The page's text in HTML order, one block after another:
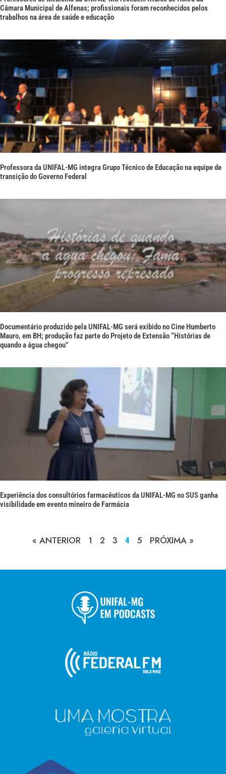
Câmara Municipal de Alfenas; profissionais foram reconhecidos pelos
trabalhos na área de saúde e educação
Professora da UNIFAL-MG integra Grupo Técnico de Educação na equipe de
transição do Governo Federal
Documentário produzido pela UNIFAL-MG será exibido no Cine Humberto
Mauro, em BH; produção faz parte do Projeto de Extensão “Histórias de
quando a água chegou”
Experiência dos consultórios farmacêuticos da UNIFAL-MG no SUS ganha
visibilidade em evento mineiro de Farmácia
« ANTERIOR 1 2 3 4 5 PRÓXIMA »